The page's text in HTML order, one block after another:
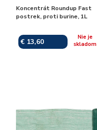
Koncentrát Roundup Fast
postrek, proti burine, 1L
€ 13,60
Nie je
skladom